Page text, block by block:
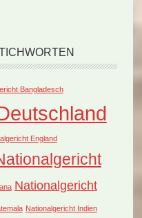
Bangladesch
England
Nationalgericht
Nationalgericht Indien